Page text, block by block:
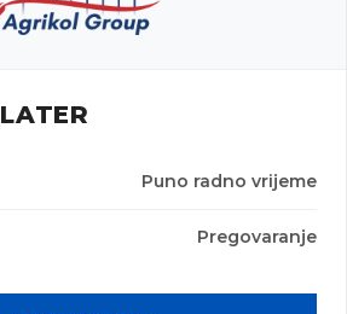
Puno radno vrijeme
Pregovaranje